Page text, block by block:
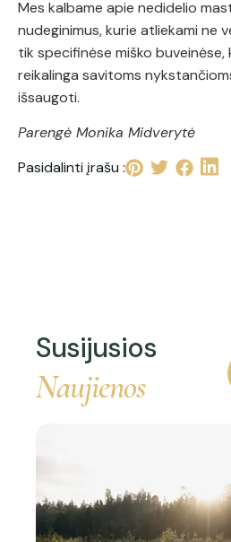
Mes kalbame apie nedidelio
nudeginimus, kurie atliekami ne
tik specifinėse miško
reikalinga savitoms
išsaugoti.
Parengė Monika Midverytė
Pasidalinti įrašu :
Susijusios
Naujienos